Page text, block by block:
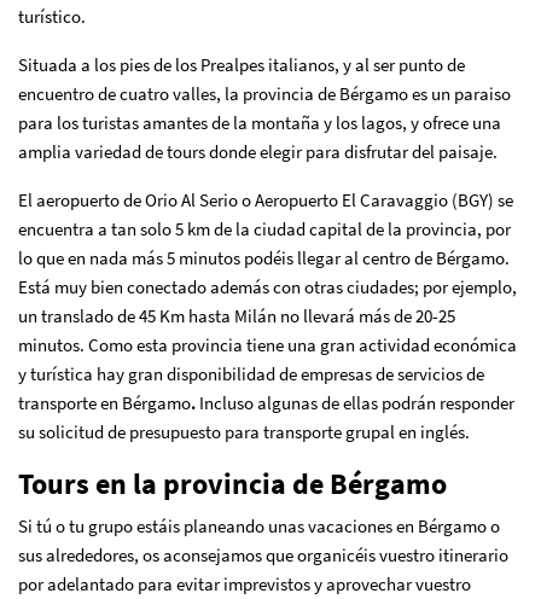
turístico.
Situada a los pies de los Prealpes italianos, y al ser punto de
encuentro de cuatro valles, la provincia de Bérgamo es un paraiso
para los turistas amantes de la montaña y los lagos, y ofrece una
amplia variedad de tours donde elegir para disfrutar del paisaje.
El aeropuerto de Orio Al Serio o Aeropuerto El Caravaggio (BGY) se
encuentra a tan solo 5 km de la ciudad capital de la provincia, por
lo que en nada más 5 minutos podéis llegar al centro de Bérgamo.
Está muy bien conectado además con otras ciudades; por ejemplo,
un translado de 45 Km hasta Milán no llevará más de 20-25
minutos. Como esta provincia tiene una gran actividad económica
y turística hay gran disponibilidad de empresas de servicios de
transporte en Bérgamo. Incluso algunas de ellas podrán responder
su solicitud de presupuesto para transporte grupal en inglés.
Tours en la provincia de Bérgamo
Si tú o tu grupo estáis planeando unas vacaciones en Bérgamo o
sus alrededores, os aconsejamos que organicéis vuestro itinerario
por adelantado para evitar imprevistos y aprovechar vuestro